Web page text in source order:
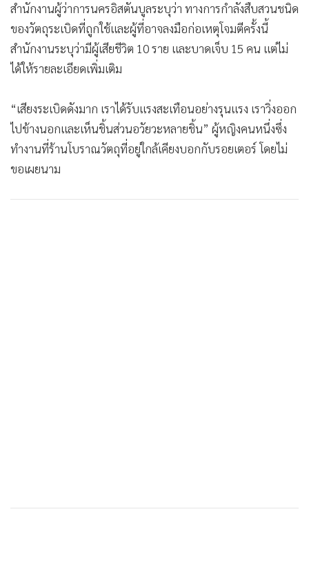
สำนักงานผู้ว่าการนครอิสตันบูลระบุว่า ทางการกำลังสืบสวนชนิด
ของวัตถุระเบิดที่ถูกใช้และผู้ที่อาจลงมือก่อเหตุโจมตีครั้งนี้
สำนักงานระบุว่ามีผู้เสียชีวิต 10 ราย และบาดเจ็บ 15 คน แต่ไม่
ได้ให้รายละเอียดเพิ่มเติม
“เสียงระเบิดดังมาก เราได้รับแรงสะเทือนอย่างรุนแรง เราวิ่งออก
ไปข้างนอกและเห็นชิ้นส่วนอวัยวะหลายชิ้น” ผู้หญิงคนหนึ่งซึ่ง
ทำงานที่ร้านโบราณวัตถุที่อยู่ใกล้เคียงบอกกับรอยเตอร์ โดยไม่
ขอเผยนาม